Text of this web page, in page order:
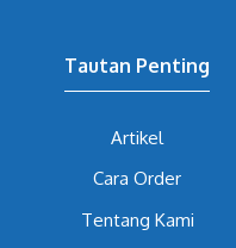
Tautan Penting
Artikel
Cara Order
Tentang Kami